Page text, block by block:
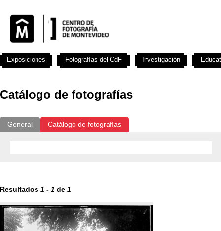
Catálogo de fotografías
General Catálogo de fotografías
Resultados 1 - 1 de 1
Exposiciones Fotografías del CdF Investigación